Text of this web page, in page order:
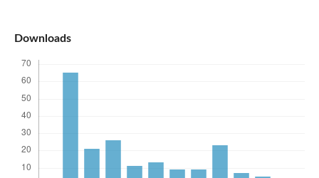
Downloads